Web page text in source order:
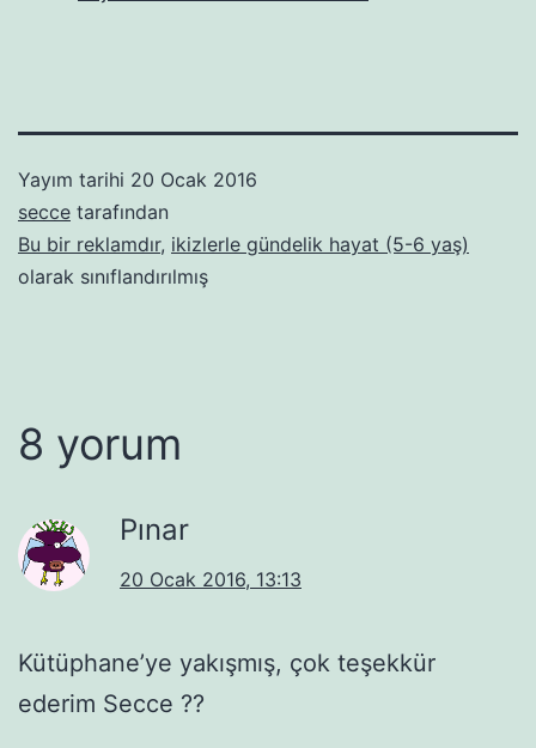
Yayım tarihi 20 Ocak 2016
secce tarafından
Bu bir reklamdır, ikizlerle gündelik hayat (5-6 yaş)
olarak sınıflandırılmış
8 yorum
Pınar
20 Ocak 2016, 13:13
Kütüphane’ye yakışmış, çok teşekkür
ederim Secce ??